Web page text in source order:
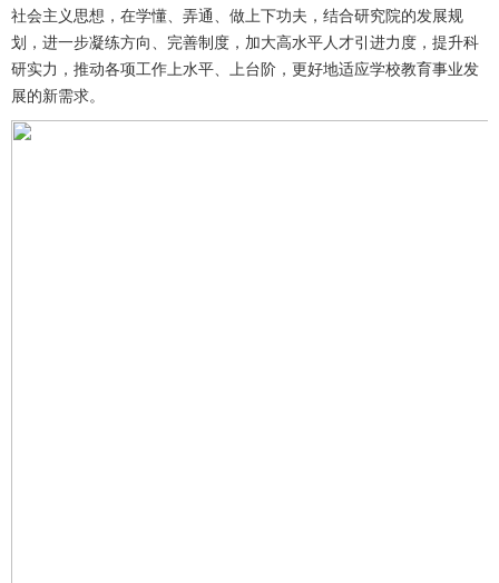
社会主义思想，在学懂、弄通、做上下功夫，结合研究院的发展规
划，进一步凝练方向、完善制度，加大高水平人才引进力度，提升科
研实力，推动各项工作上水平、上台阶，更好地适应学校教育事业发
展的新需求。